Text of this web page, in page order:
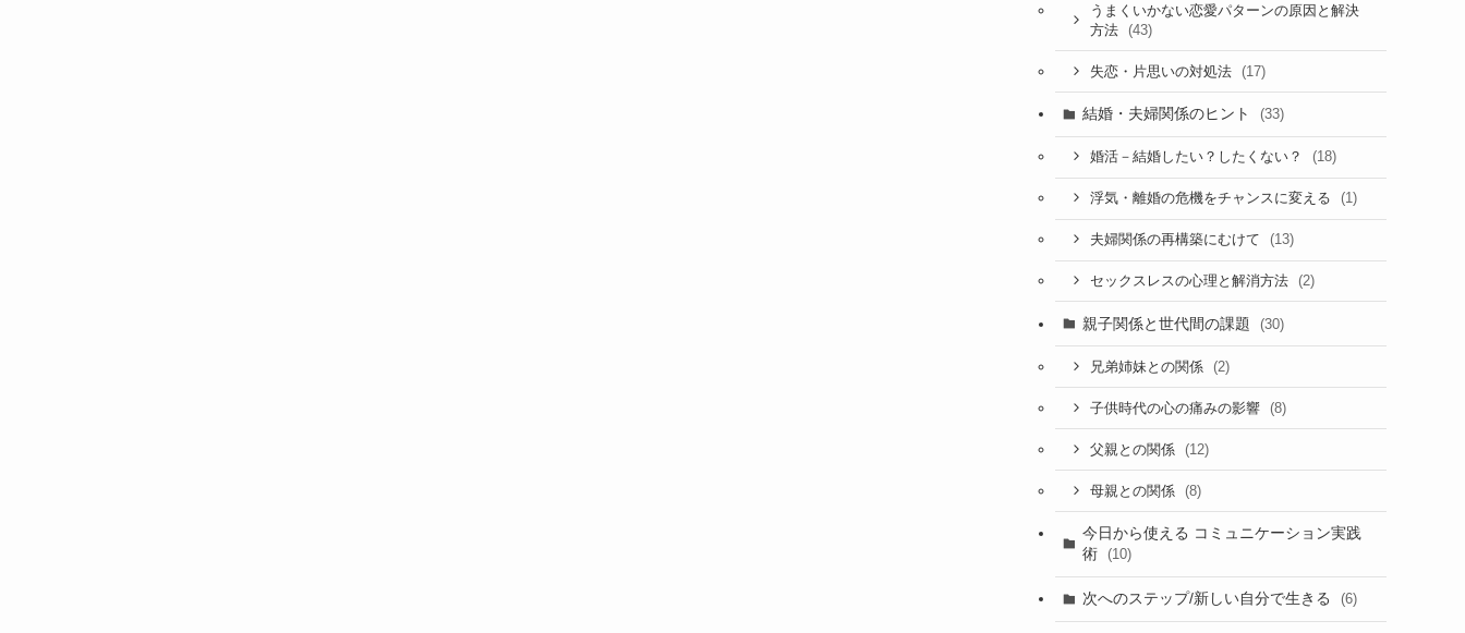
うまくいかない恋愛パターンの原因と解決
方法
(43)
失恋・片思いの対処法 (17)
結婚・夫婦関係のヒント (33)
婚活－結婚したい？したくない？ (18)
浮気・離婚の危機をチャンスに変える (1)
夫婦関係の再構築にむけて (13)
セックスレスの心理と解消方法 (2)
親子関係と世代間の課題 (30)
兄弟姉妹との関係 (2)
子供時代の心の痛みの影響 (8)
父親との関係 (12)
母親との関係 (8)
今日から使える コミュニケーション実践
術 (10)
次へのステップ/新しい自分で生きる (6)